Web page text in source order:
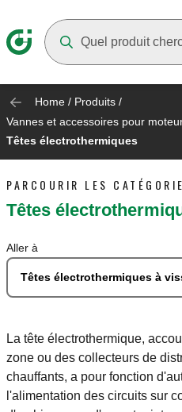
Home / Produits /
Vannes et accessoires pour
Têtes électrothermiques
PARCOURIR LES
Têtes
Aller à
Têtes électrothermiques à
La tête électrothermique,
zone ou des collecteurs de
chauffants, a pour fonction
l'alimentation des circuits sur